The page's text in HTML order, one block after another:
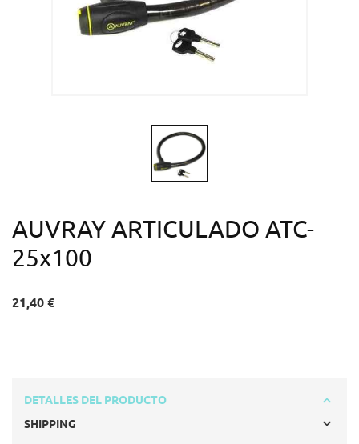
AUVRAY ARTICULADO ATC-
25x100
21,40 €
DETALLES DEL PRODUCTO
SHIPPING